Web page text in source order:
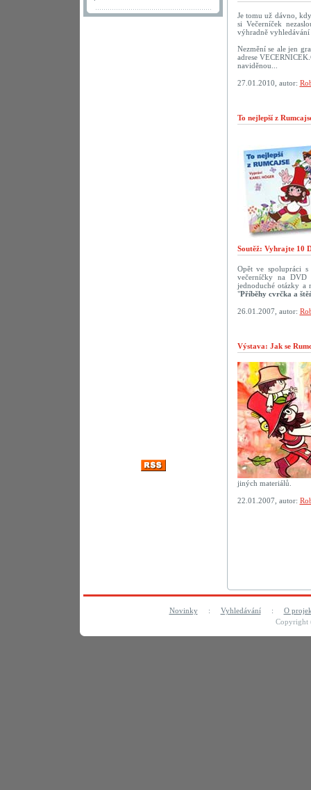
Je tomu už dávno,
si Večerníček
výhradně
Nezmění se ale jen
adrese
naviděnou...
27.01.2010, autor:
To nejlepší z
Soutěž: Vyhrajte 10
Opět ve spolupráci
večerníčky na
jednoduché otázky a
"Příběhy cvrčka a
26.01.2007, autor:
Výstava: Jak se
jiných materiálů.
22.01.2007, autor:
Novinky: Vyhledávání: O
Copyright